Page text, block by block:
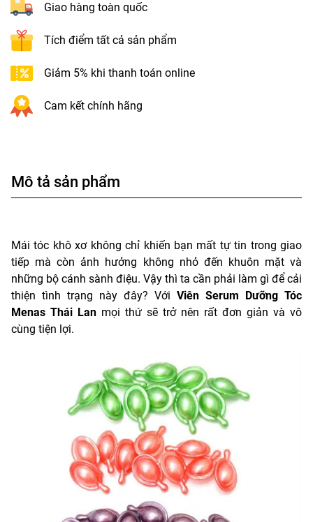
Giao hàng toàn quốc
Tích điểm tất cả sản phẩm
Giảm 5% khi thanh toán online
Cam kết chính hãng
Mô tả sản phẩm
Mái tóc khô xơ không chỉ khiến bạn mất tự tin trong giao
tiếp mà còn ảnh hưởng không nhỏ đến khuôn mặt và
những bộ cánh sành điệu. Vậy thì ta cần phải làm gì để cải
thiện tình trạng này đây? Với Viên Serum Dưỡng Tóc
Menas Thái Lan mọi thứ sẽ trở nên rất đơn giản và vô
cùng tiện lợi.